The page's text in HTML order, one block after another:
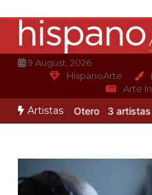
contenido
9 August, 2026
HispanoArte
Arte
Artistas
Alejandro Otero 3 artistas